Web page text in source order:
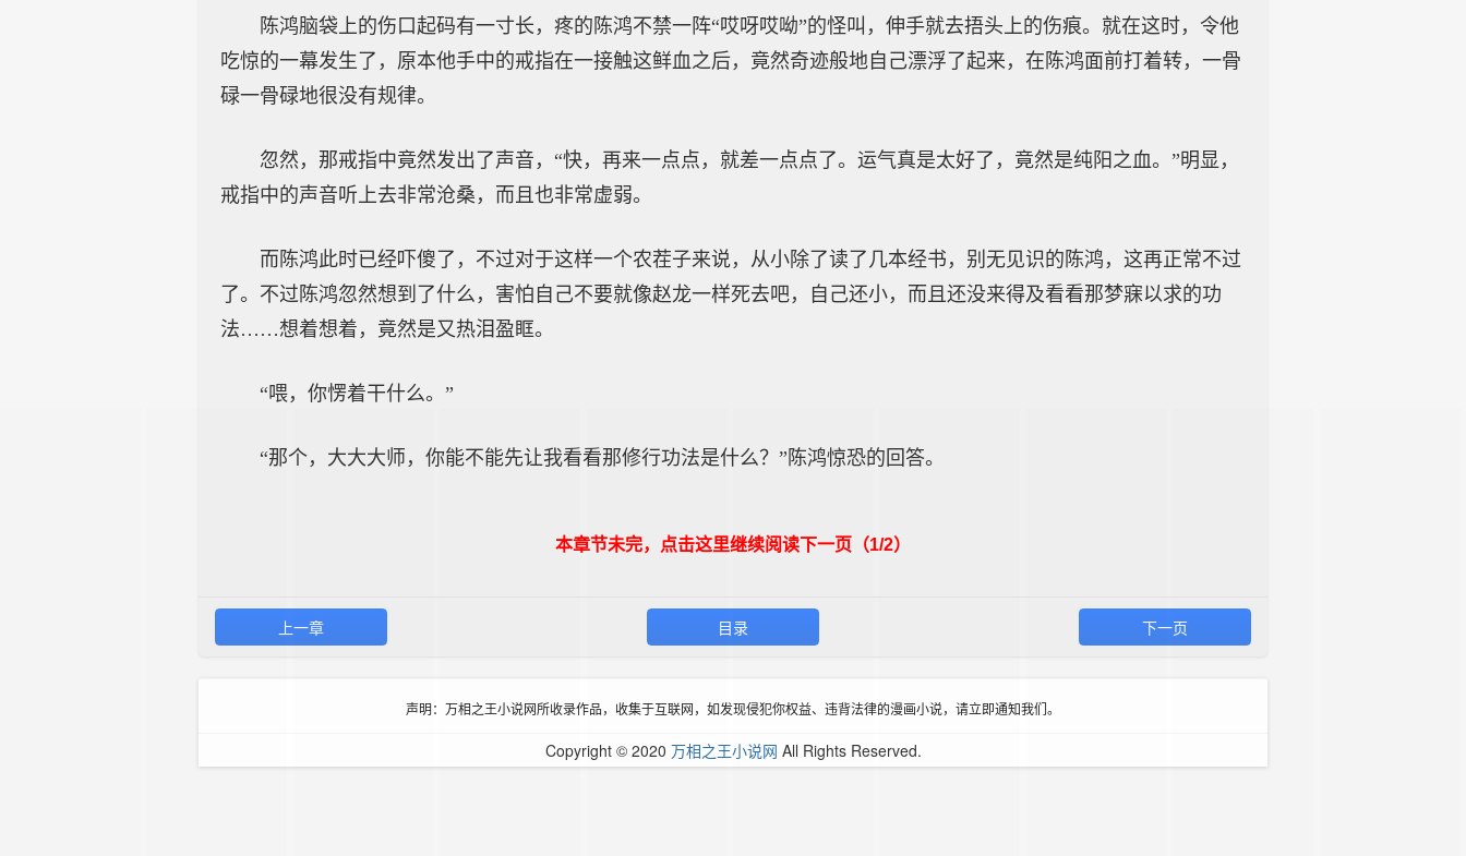
陈鸿脑袋上的伤口起码有一寸长，疼的陈鸿不禁一阵“哎呀哎呦”的怪叫，伸手就去捂头上的伤痕。就在这时，令他
吃惊的一幕发生了，原本他手中的戒指在一接触这鲜血之后，竟然奇迹般地自己漂浮了起来，在陈鸿面前打着转，一骨
碌一骨碌地很没有规律。
忽然，那戒指中竟然发出了声音，“快，再来一点点，就差一点点了。运气真是太好了，竟然是纯阳之血。”明显，
戒指中的声音听上去非常沧桑，而且也非常虚弱。
而陈鸿此时已经吓傻了，不过对于这样一个农茬子来说，从小除了读了几本经书，别无见识的陈鸿，这再正常不过
了。不过陈鸿忽然想到了什么，害怕自己不要就像赵龙一样死去吧，自己还小，而且还没来得及看看那梦寐以求的功
法……想着想着，竟然是又热泪盈眶。
“喂，你愣着干什么。”
“那个，大大大师，你能不能先让我看看那修行功法是什么？”陈鸿惊恐的回答。
本章节未完，点击这里继续阅读下一页（1/2）
上一章 目录 下一页
声明：万相之王小说网所收录作品，收集于互联网，如发现侵犯你权益、违背法律的漫画小说，请立即通知我们。
Copyright © 2020 万相之王小说网 All Rights Reserved.